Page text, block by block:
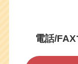
電話/